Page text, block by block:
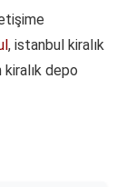
, istanbul kiralık
kiralık depo